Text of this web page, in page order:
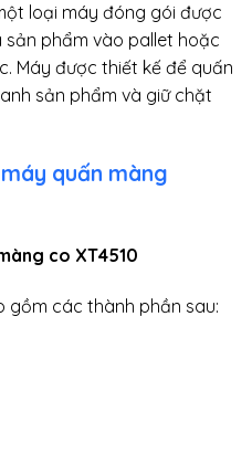
loại máy đóng gói được
phẩm vào pallet hoặc
Máy được thiết kế để quấn
sản phẩm và giữ chặt
máy quấn màng
gồm các thành phần sau: